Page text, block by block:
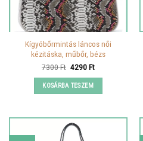
Kígyóbőrmintás láncos női
kézitáska, műbőr, bézs
7300Ft Original
was:
7300 Ft.
4290FtCurrent
KOSÁRBA TESZEM